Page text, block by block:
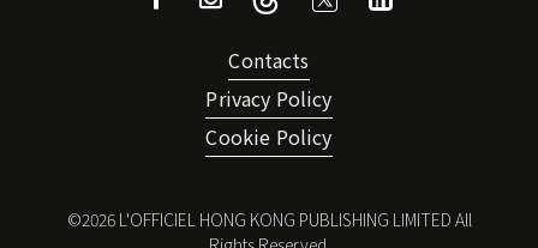
Contacts
Privacy Policy
Cookie Policy
©2026L'OFFICIEL HONG KONG PUBLISHING LIMITED All